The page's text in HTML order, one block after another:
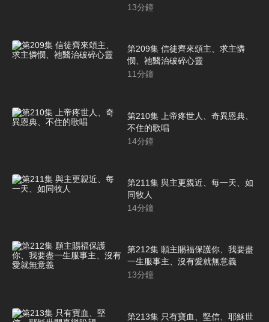
13分鐘
第209集 信徒齊來頌主、求主憐
憫、祂醫治破碎心靈
11分鐘
第210集 上帝疼世人、奇異恩典、
不住的歌唱
14分鐘
第211集 與主更親近、每一天、如
同牧人
14分鐘
第212集 願主賜福保護你、我要盡
一生服事主、沒有愛就無意義
13分鐘
第213集 只有寶血、堅信、耶穌世